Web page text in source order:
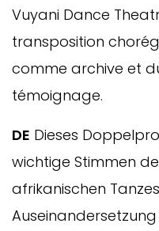
Vuyani Dance
transposition
comme archive et
témoignage.
DE Dieses
wichtige Stimmen
afrikanischen